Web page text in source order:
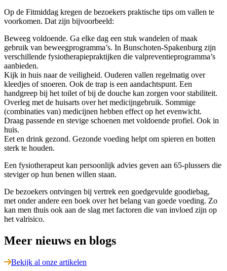
Op de Fitmiddag kregen de bezoekers praktische tips om vallen te
voorkomen. Dat zijn bijvoorbeeld:
Beweeg voldoende. Ga elke dag een stuk wandelen of maak
gebruik van beweegprogramma’s. In Bunschoten-Spakenburg zijn
verschillende fysiotherapiepraktijken die valpreventieprogramma’s
aanbieden.
Kijk in huis naar de veiligheid. Ouderen vallen regelmatig over
kleedjes of snoeren. Ook de trap is een aandachtspunt. Een
handgreep bij het toilet of bij de douche kan zorgen voor stabiliteit.
Overleg met de huisarts over het medicijngebruik. Sommige
(combinaties van) medicijnen hebben effect op het evenwicht.
Draag passende en stevige schoenen met voldoende profiel. Ook in
huis.
Eet en drink gezond. Gezonde voeding helpt om spieren en botten
sterk te houden.
Een fysiotherapeut kan persoonlijk advies geven aan 65-plussers die
steviger op hun benen willen staan.
De bezoekers ontvingen bij vertrek een goedgevulde goodiebag,
met onder andere een boek over het belang van goede voeding. Zo
kan men thuis ook aan de slag met factoren die van invloed zijn op
het valrisico.
Meer nieuws en blogs
Bekijk al onze artikelen